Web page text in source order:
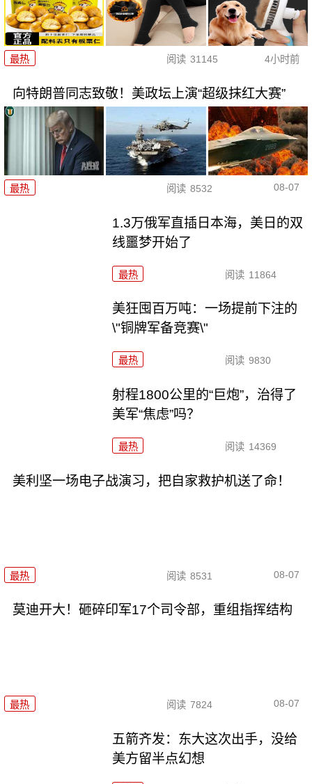
最热 阅读 31145 4小时前
向特朗普同志致敬！美政坛上演“超级抹红大赛”
最热 阅读 8532 08-07
1.3万俄军直插日本海，美日的双
线噩梦开始了
最热 阅读 11864
美狂囤百万吨：一场提前下注的
\"铜牌军备竞赛\"
最热 阅读 9830
射程1800公里的“巨炮”，治得了
美军“焦虑”吗？
最热 阅读 14369
美利坚一场电子战演习，把自家救护机送了命！
最热 阅读 8531 08-07
莫迪开大！砸碎印军17个司令部，重组指挥结构
最热 阅读 7824 08-07
五箭齐发：东大这次出手，没给
美方留半点幻想